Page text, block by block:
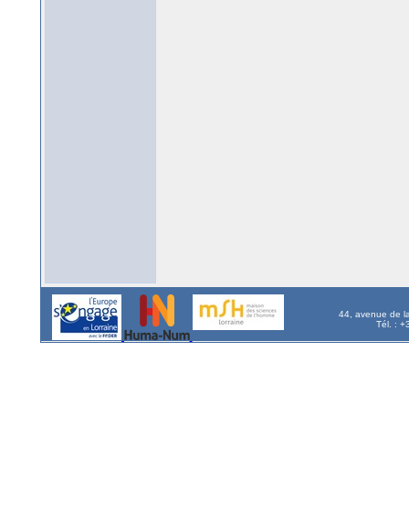
44, avenue de
Tél. :